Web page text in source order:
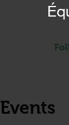
Events